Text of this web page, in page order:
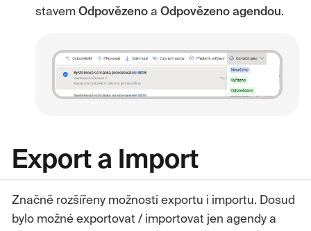
stavem Odpovězeno a Odpovězeno agendou.
Export a Import
Značně rozšířeny možnosti exportu i importu. Dosud
bylo možné exportovat / importovat jen agendy a